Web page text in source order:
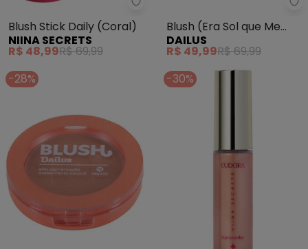
Niina Secrets - Blush Stick
Blush Stick Daily (Coral)
NIINA SECRETS
R$ 48,99R$ 69,99
Blush (Era Sol que Me
Faltava)
DAILUS
R$ 49,99R$ 69,99
-28%
-30%